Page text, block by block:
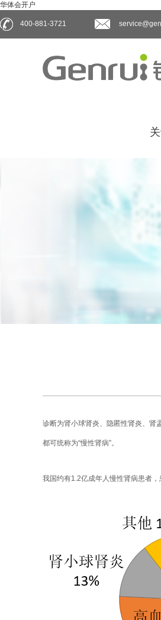
华体会开户
400-881-3721
诊断为肾小球肾炎、隐匿性肾炎、肾
都可统称为“慢性肾病”。
我国约有1.2亿成年人慢性肾病患者